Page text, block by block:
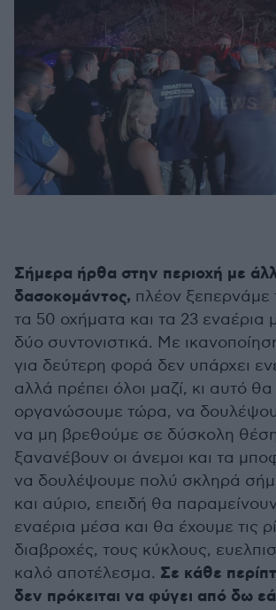
Σήμερα ήρθα στην περιοχή με
δασοκομάντος, πλέον ξεπερνάμε
τα 50 οχήματα και τα 23 εναέρια
δύο συντονιστικά. Με
για δεύτερη φορά δεν υπάρχει
αλλά πρέπει όλοι μαζί, κι αυτό θα
οργανώσουμε τώρα, να
να μη βρεθούμε σε δύσκολη
ξανανέβουν οι άνεμοι και τα
να δουλέψουμε πολύ σκληρά
και αύριο, επειδή θα
εναέρια μέσα και θα έχουμε τις
διαβροχές, τους κύκλους,
καλό αποτέλεσμα. Σε κάθε
δεν πρόκειται να φύγει από δω